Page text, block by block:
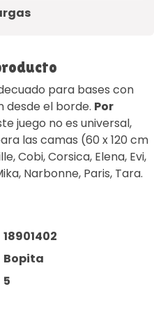
para bases con
desde el borde. Por
juego no es universal,
las camas (60 x 120 cm
Cobi, Corsica, Elena, Evi,
Narbonne, Paris, Tara.
18901402
Bopita
5